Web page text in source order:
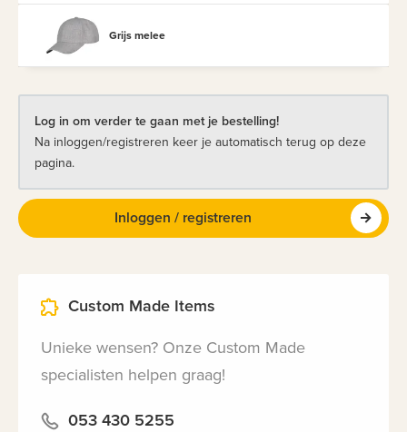
Grijs melee
Log in om verder te gaan met je bestelling!
Na inloggen/registreren keer je automatisch terug op deze
pagina.
Inloggen / registreren
Custom Made Items
Unieke wensen? Onze Custom Made
specialisten helpen graag!
053 430 5255